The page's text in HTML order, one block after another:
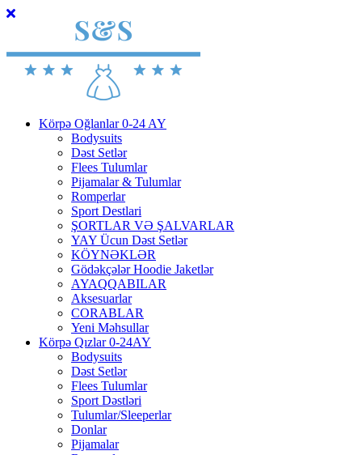
Körpə Oğlanlar 0-24 AY
Bodysuits
Dəst Setlər
Flees Tulumlar
Pijamalar & Tulumlar
Romperlar
Sport Destlari
ŞORTLAR VƏ ŞALVARLAR
YAY Ücun Dəst Setlər
KÖYNƏKLƏR
Gödəkçələr Hoodie Jaketlər
AYAQQABILAR
Aksesuarlar
CORABLAR
Yeni Məhsullar
Körpə Qızlar 0-24AY
Bodysuits
Dəst Setlər
Flees Tulumlar
Sport Dəstləri
Tulumlar/Sleeperlar
Donlar
Pijamalar